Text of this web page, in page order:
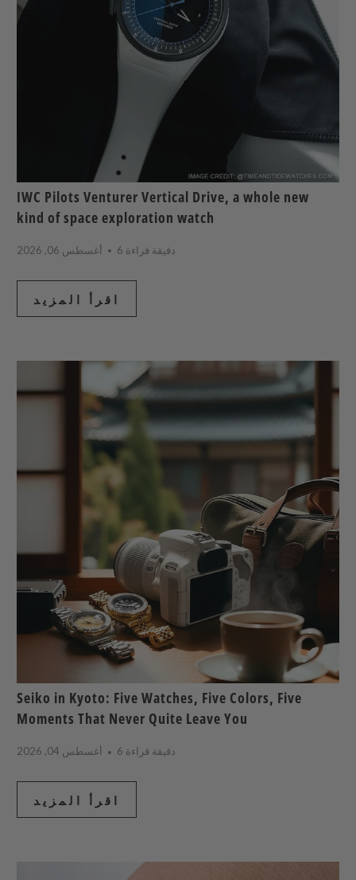
IWC Pilots Venturer Vertical Drive, a whole new
kind of space exploration watch
أغسطس 06, 2026 6 دقيقة قراءة
اقرأ المزيد
Seiko in Kyoto: Five Watches, Five Colors, Five
Moments That Never Quite Leave You
أغسطس 04, 2026 6 دقيقة قراءة
اقرأ المزيد